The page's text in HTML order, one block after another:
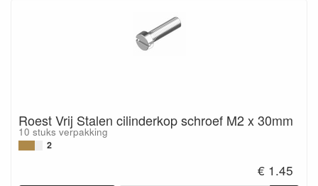
Roest Vrij Stalen cilinderkop schroef M2 x 30mm
10 stuks verpakking
2
€ 1.45